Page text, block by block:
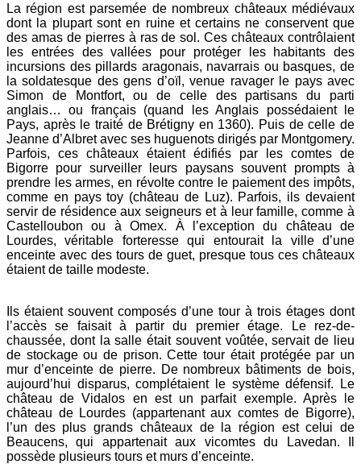
La région est parsemée de nombreux châteaux médiévaux
dont la plupart sont en ruine et certains ne conservent que
des amas de pierres à ras de sol. Ces châteaux contrôlaient
les entrées des vallées pour protéger les habitants des
incursions des pillards aragonais, navarrais ou basques, de
la soldatesque des gens d’oïl, venue ravager le pays avec
Simon de Montfort, ou de celle des partisans du parti
anglais… ou français (quand les Anglais possédaient le
Pays, après le traité de Brétigny en 1360). Puis de celle de
Jeanne d’Albret avec ses huguenots dirigés par Montgomery.
Parfois, ces châteaux étaient édifiés par les comtes de
Bigorre pour surveiller leurs paysans souvent prompts à
prendre les armes, en révolte contre le paiement des impôts,
comme en pays toy (château de Luz). Parfois, ils devaient
servir de résidence aux seigneurs et à leur famille, comme à
Castelloubon ou à Omex. À l’exception du château de
Lourdes, véritable forteresse qui entourait la ville d’une
enceinte avec des tours de guet, presque tous ces châteaux
étaient de taille modeste.
Ils étaient souvent composés d’une tour à trois étages dont
l’accès se faisait à partir du premier étage. Le rez-de-
chaussée, dont la salle était souvent voûtée, servait de lieu
de stockage ou de prison. Cette tour était protégée par un
mur d’enceinte de pierre. De nombreux bâtiments de bois,
aujourd’hui disparus, complétaient le système défensif. Le
château de Vidalos en est un parfait exemple. Après le
château de Lourdes (appartenant aux comtes de Bigorre),
l’un des plus grands châteaux de la région est celui de
Beaucens, qui appartenait aux vicomtes du Lavedan. Il
possède plusieurs tours et murs d’enceinte.